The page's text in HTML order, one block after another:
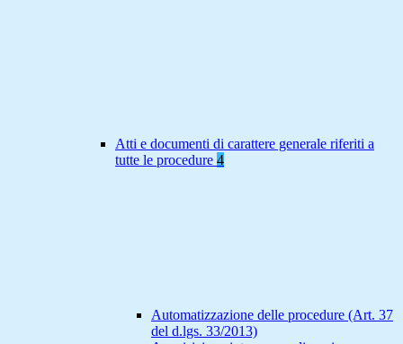
Atti e documenti di carattere generale riferiti a
tutte le procedure 4
Automatizzazione delle procedure (Art. 37
del d.lgs. 33/2013)